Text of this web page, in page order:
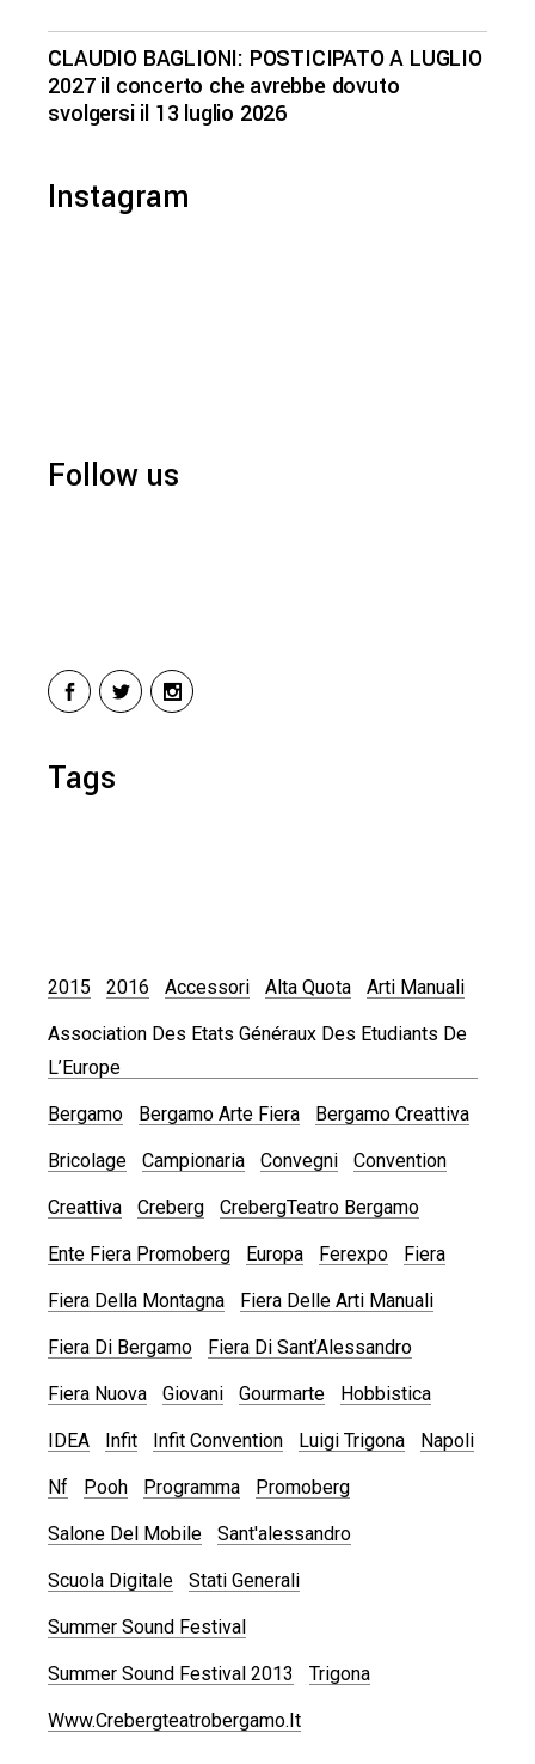
CLAUDIO BAGLIONI: POSTICIPATO A LUGLIO
2027 il concerto che avrebbe dovuto
svolgersi il 13 luglio 2026
Instagram
Follow us
Tags
2015 2016 Accessori Alta Quota Arti Manuali
Association Des Etats Généraux Des Etudiants De
L’Europe
Bergamo Bergamo Arte Fiera Bergamo Creattiva
Bricolage Campionaria Convegni Convention
Creattiva Creberg CrebergTeatro Bergamo
Ente Fiera Promoberg Europa Ferexpo Fiera
Fiera Della Montagna Fiera Delle Arti Manuali
Fiera Di Bergamo Fiera Di Sant’Alessandro
Fiera Nuova Giovani Gourmarte Hobbistica
IDEA Infit Infit Convention Luigi Trigona Napoli
Nf Pooh Programma Promoberg
Salone Del Mobile Sant'alessandro
Scuola Digitale Stati Generali
Summer Sound Festival
Summer Sound Festival 2013 Trigona
Www.crebergteatrobergamo.it